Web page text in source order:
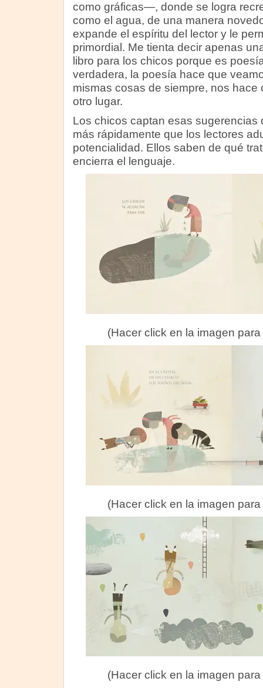
como gráficas—, donde se logra
como el agua, de una manera
expande el espíritu del lector y le
primordial. Me tienta decir apenas
libro para los chicos porque es
verdadera, la poesía hace que
mismas cosas de siempre, nos hace
otro lugar.
Los chicos captan esas sugerencias
más rápidamente que los lectores
potencialidad. Ellos saben de qué
encierra el lenguaje.
(Hacer click en la imagen
(Hacer click en la imagen
(Hacer click en la imagen